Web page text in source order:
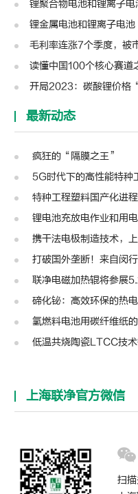
锂聚合物电池和锂离子
锂金属电池和锂离子电池
毛利率连涨7个季度，被市场
读懂中国100个核心赛道
开局2023：碳酸锂价
最新动态
疯狂的“隔膜之王”
5G时代下的高性能特种工程塑
特种工程塑料国产化进
锂电池充放电作业和用
携干法电极制造技术，上海
打破国外垄断！来自闵
联净电磁加热辊将参展5.24
碲化铋：高效环保的热
氢燃料电池用碳纤维纸
低温共烧陶瓷LTCC技
上海联净官方微信
扫